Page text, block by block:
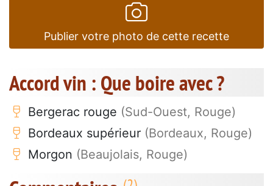
Publier votre photo de cette recette
Accord vin : Que boire avec ?
Bergerac rouge (Sud-Ouest, Rouge)
Bordeaux supérieur (Bordeaux, Rouge)
Morgon (Beaujolais, Rouge)